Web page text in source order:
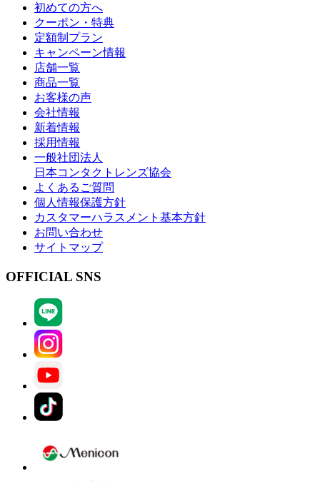
初めての方へ
クーポン・特典
定額制プラン
キャンペーン情報
店舗一覧
商品一覧
お客様の声
会社情報
新着情報
採用情報
一般社団法人
日本コンタクトレンズ協会
よくあるご質問
個人情報保護方針
カスタマーハラスメント基本方針
お問い合わせ
サイトマップ
OFFICIAL SNS